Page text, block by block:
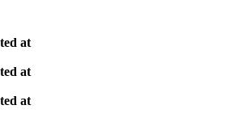
at
at
at